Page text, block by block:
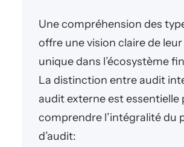
Une compréhension des
offre une vision claire de
unique dans l’écosystème
La distinction entre audit
audit externe est essentielle
comprendre l’intégralité du
d’audit: